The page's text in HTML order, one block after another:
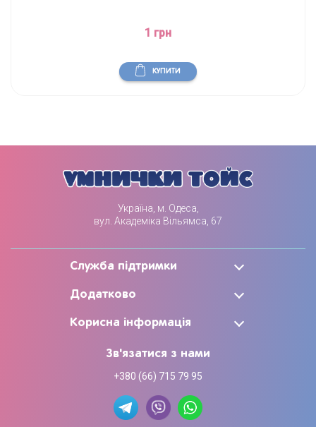
1 грн
КУПИТИ
Україна, м. Одеса,
вул. Академіка Вільямса, 67
Служба підтримки
Додатково
Корисна інформація
Зв'язатися з нами
+380 (66) 715 79 95